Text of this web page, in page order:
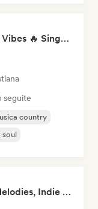
Crackling Wood & Cozy Vibes 🔥 Singer-Songwriter, Dream Pop & Bedroom Pop
seguite
country
soul
Acoustic vibes: Warm Melodies, Indie Folk & Singer-Songwriter 🏞️